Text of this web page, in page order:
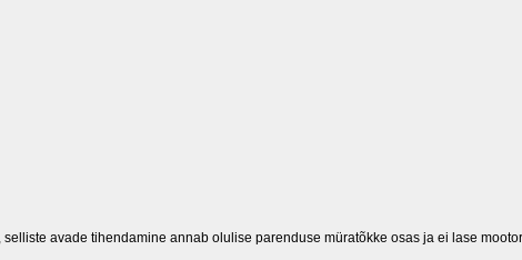
avade tihendamine annab olulise parenduse müratõkke osas ja ei lase